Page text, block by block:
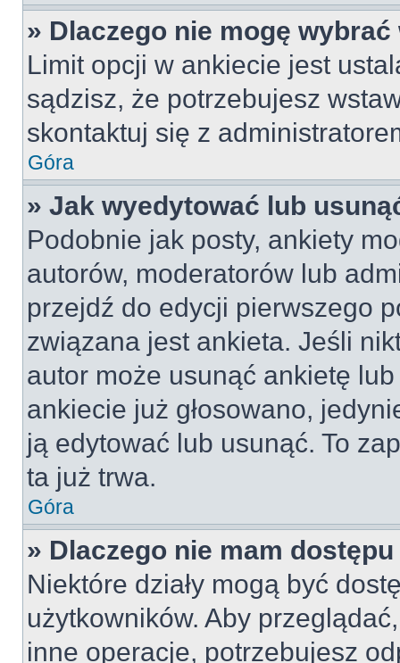
» Dlaczego nie mogę
Limit opcji w ankiecie jest
sądzisz, że potrzebujesz
skontaktuj się z
Góra
» Jak wyedytować lub
Podobnie jak posty, ankiety
autorów, moderatorów lub
przejdź do edycji pierwszego
związana jest ankieta. Jeśli
autor może usunąć ankietę
ankiecie już głosowano,
ją edytować lub usunąć. To
ta już trwa.
Góra
» Dlaczego nie mam dostępu
Niektóre działy mogą być
użytkowników. Aby
inne operacje, potrzebujesz